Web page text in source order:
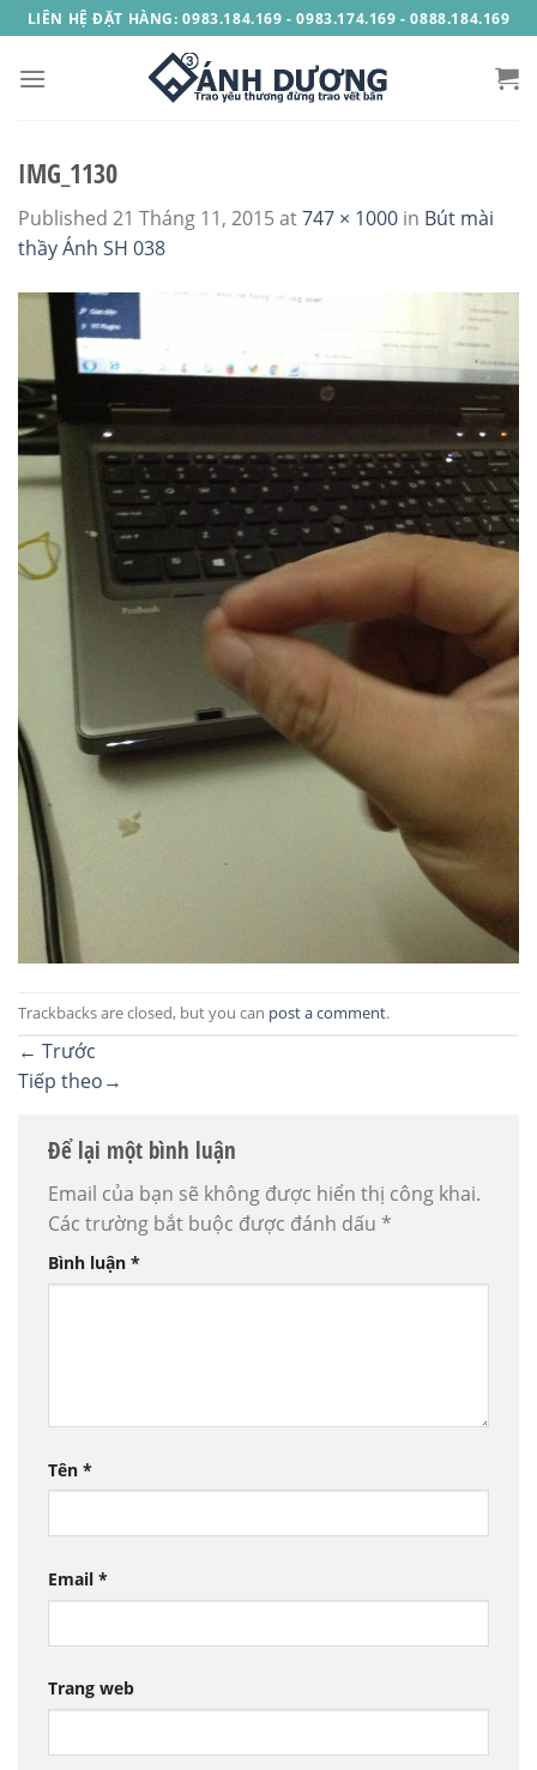
Skip
to
content
LIÊN HỆ ĐẶT HÀNG: 0983.184.169 - 0983.174.169 - 0888.184.169
IMG_1130
Published 21 Tháng 11, 2015at747 × 1000 in Bút mài
thầy Ánh SH 038
Trackbacks are closed, but you can post a comment.
← Trước
Tiếp theo→
Để lại một bình luận
Email của bạn sẽ không được hiển thị công khai.
Các trường bắt buộc được đánh dấu *
Bình luận *
Tên *
Email *
Trang web